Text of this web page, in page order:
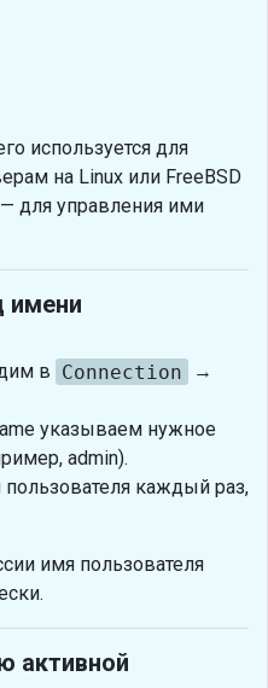
используется для
на Linux или FreeBSD
для управления ими
имени
в Connection
→
указываем нужное
admin).
каждый раз,
имя пользователя
активной